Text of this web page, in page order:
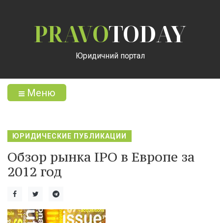
PRAVOTODAY
Юридичний портал
Меню
ЮРИДИЧЕСКИЕ ПУБЛИКАЦИИ
Обзор рынка IPO в Европе за
2012 год